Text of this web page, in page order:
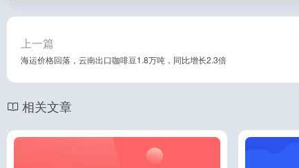
上一篇
海运价格回落，云南出口咖啡豆1.8万吨，同比增长2.3倍
相关文章